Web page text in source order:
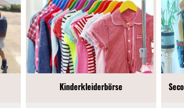
Kinderkleiderbörse